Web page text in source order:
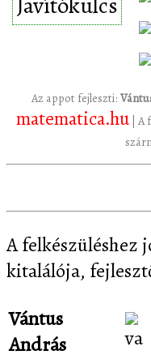
Az appot fejleszti:
matematica.hu| A
A felkészüléshez
kitalálója,
Vántus
András